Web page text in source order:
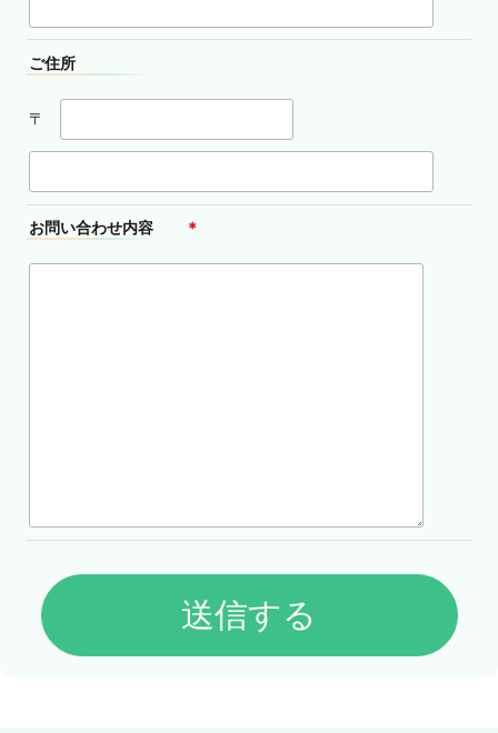
ご住所
〒
お問い合わせ内容 ＊